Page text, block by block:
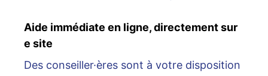
Aide immédiate en ligne, directement sur
e site
Des conseiller·ères sont à votre disposition